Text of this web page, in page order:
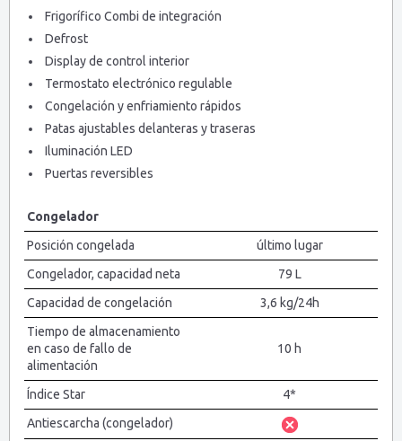
Frigorífico Combi de integración
Defrost
Display de control interior
Termostato electrónico regulable
Congelación y enfriamiento rápidos
Patas ajustables delanteras y traseras
Iluminación LED
Puertas reversibles
Congelador
Posición congelada
último lugar
Congelador, capacidad neta
79 L
Capacidad de congelación
3,6 kg/24h
Tiempo de almacenamiento
en caso de fallo de
alimentación
10 h
Índice Star
4*
Antiescarcha (congelador)